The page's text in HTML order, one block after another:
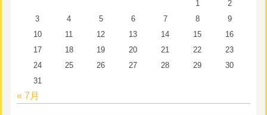
1
2
3
4 5 6 7 8
9
10
11 12 13 14 15
16
17
18 19 20 21 22
23
24
25 26 27 28 29
30
31
« 7月